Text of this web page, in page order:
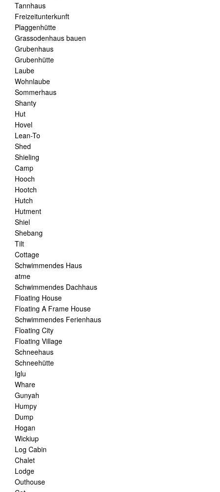
Tannhaus
Freizeitunterkunft
Plaggenhütte
Grassodenhaus bauen
Grubenhaus
Grubenhütte
Laube
Wohnlaube
Sommerhaus
Shanty
Hut
Hovel
Lean-To
Shed
Shieling
Camp
Hooch
Hootch
Hutch
Hutment
Shiel
Shebang
Tilt
Cottage
Schwimmendes Haus
atme
Schwimmendes Dachhaus
Floating House
Floating A Frame House
Schwimmendes Ferienhaus
Floating City
Floating Village
Schneehaus
Schneehütte
Iglu
Whare
Gunyah
Humpy
Dump
Hogan
Wickiup
Log Cabin
Chalet
Lodge
Outhouse